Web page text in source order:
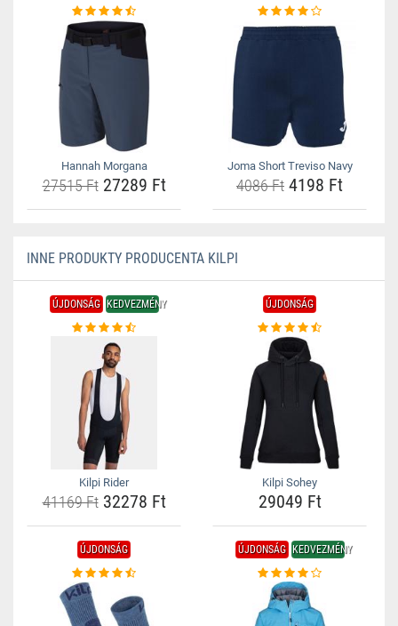
Hannah Morgana
27515 Ft27289 Ft
Joma Short Treviso Navy
4086 Ft 4198 Ft
INNE PRODUKTY PRODUCENTA KILPI
ÚJDONSÁG KEDVEZMÉNY
Kilpi Rider
41169 Ft32278 Ft
ÚJDONSÁG
Kilpi Sohey
29049 Ft
ÚJDONSÁG ÚJDONSÁG KEDVEZMÉNY